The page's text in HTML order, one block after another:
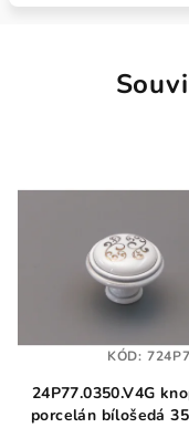
24P77.0350.V4G
porcelán bílošedá
KÓD: